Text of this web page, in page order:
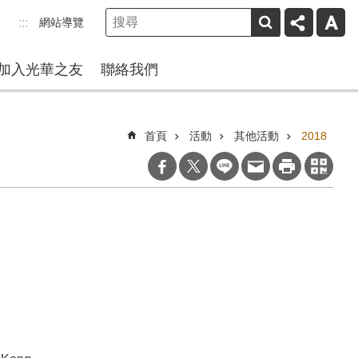
::: 網站導覽
入光華之友 聯絡我們
首頁 活動 其他活動 2018